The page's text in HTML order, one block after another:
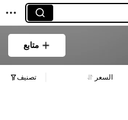
متابع
السعر تصنيف